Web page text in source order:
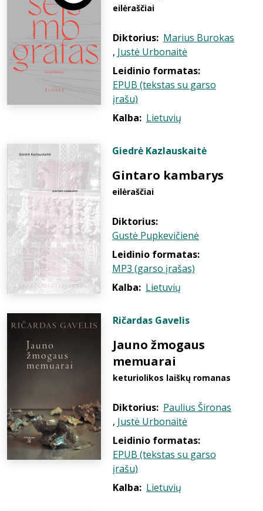
eilėraščiai
Diktorius: Marius Burokas
, Justė Urbonaitė
Leidinio formatas:
EPUB (tekstas su garso
įrašu)
Kalba: Lietuvių
Giedrė Kazlauskaitė
Gintaro kambarys
eilėraščiai
Diktorius:
Gustė Pupkevičienė
Leidinio formatas:
MP3 (garso įrašas)
Kalba: Lietuvių
Ričardas Gavelis
Jauno žmogaus
memuarai
keturiolikos laiškų romanas
Diktorius: Paulius Šironas
, Justė Urbonaitė
Leidinio formatas:
EPUB (tekstas su garso
įrašu)
Kalba: Lietuvių